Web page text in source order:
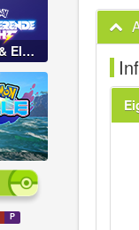
Events: Strahlender Tag & Elektrisierende Nacht
P